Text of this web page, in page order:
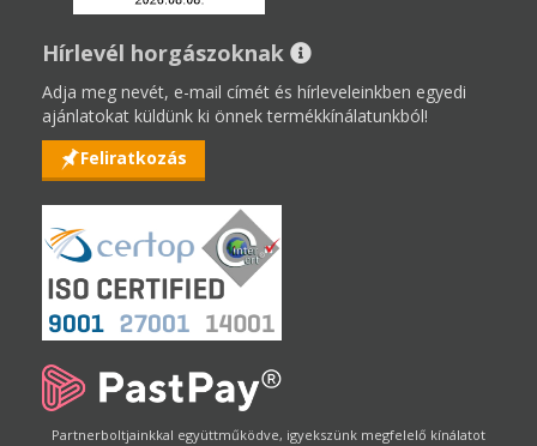
Hírlevél horgászoknak
Adja meg nevét, e-mail címét és hírleveleinkben egyedi
ajánlatokat küldünk ki önnek termékkínálatunkból!
Feliratkozás
Partnerboltjainkkal együttműködve, igyekszünk megfelelő kínálatot